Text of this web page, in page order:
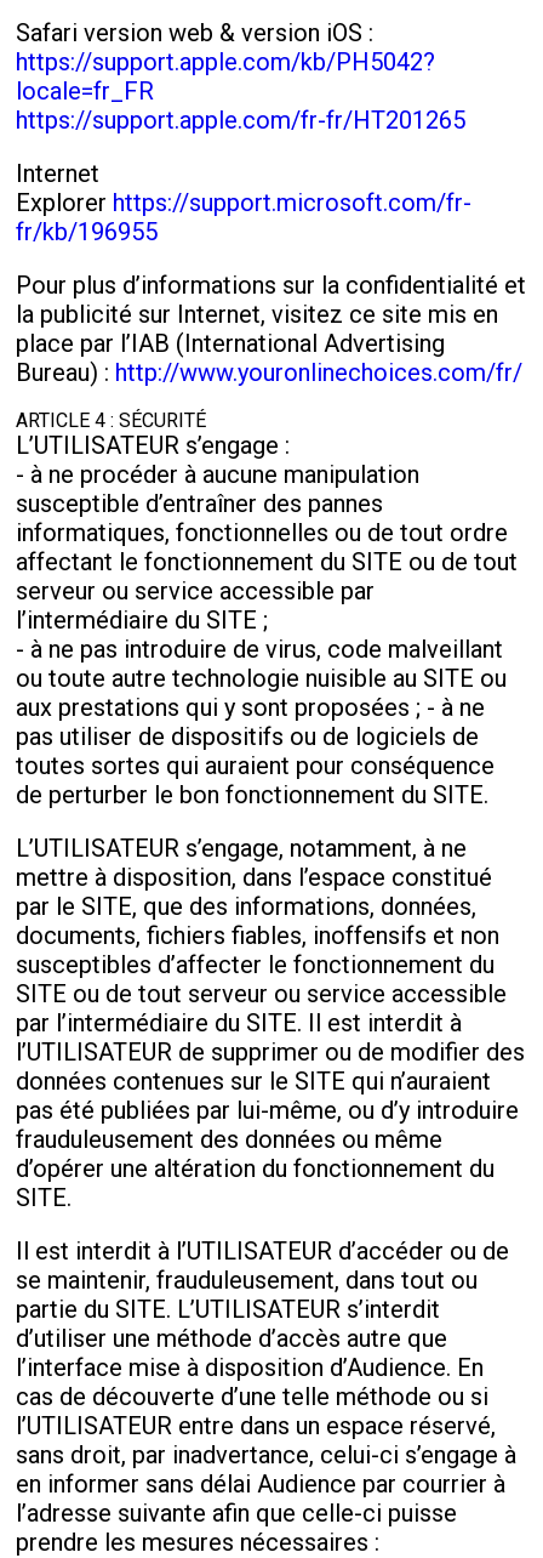
Safari version web & version iOS :
https://support.apple.com/kb/PH5042?
locale=fr_FR
https://support.apple.com/fr-fr/HT201265
Internet
Explorer https://support.microsoft.com/fr-
fr/kb/196955
Pour plus d’informations sur la confidentialité et
la publicité sur Internet, visitez ce site mis en
place par l’IAB (International Advertising
Bureau) : http://www.youronlinechoices.com/fr/
ARTICLE 4 : SÉCURITÉ
L’UTILISATEUR s’engage :
- à ne procéder à aucune manipulation
susceptible d’entraîner des pannes
informatiques, fonctionnelles ou de tout ordre
affectant le fonctionnement du SITE ou de tout
serveur ou service accessible par
l’intermédiaire du SITE ;
- à ne pas introduire de virus, code malveillant
ou toute autre technologie nuisible au SITE ou
aux prestations qui y sont proposées ; - à ne
pas utiliser de dispositifs ou de logiciels de
toutes sortes qui auraient pour conséquence
de perturber le bon fonctionnement du SITE.
L’UTILISATEUR s’engage, notamment, à ne
mettre à disposition, dans l’espace constitué
par le SITE, que des informations, données,
documents, fichiers fiables, inoffensifs et non
susceptibles d’affecter le fonctionnement du
SITE ou de tout serveur ou service accessible
par l’intermédiaire du SITE. Il est interdit à
l’UTILISATEUR de supprimer ou de modifier des
données contenues sur le SITE qui n’auraient
pas été publiées par lui-même, ou d’y introduire
frauduleusement des données ou même
d’opérer une altération du fonctionnement du
SITE.
Il est interdit à l’UTILISATEUR d’accéder ou de
se maintenir, frauduleusement, dans tout ou
partie du SITE. L’UTILISATEUR s’interdit
d’utiliser une méthode d’accès autre que
l’interface mise à disposition d’Audience. En
cas de découverte d’une telle méthode ou si
l’UTILISATEUR entre dans un espace réservé,
sans droit, par inadvertance, celui-ci s’engage à
en informer sans délai Audience par courrier à
l’adresse suivante afin que celle-ci puisse
prendre les mesures nécessaires :